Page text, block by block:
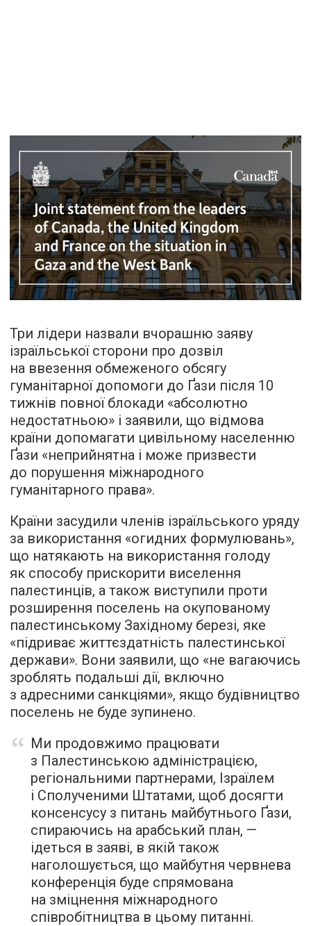
Три лідери назвали вчорашню заяву
ізраїльської сторони про дозвіл
на ввезення обмеженого обсягу
гуманітарної допомоги до Ґази після 10
тижнів повної блокади «абсолютно
недостатньою» і заявили, що відмова
країни допомагати цивільному населенню
Ґази «неприйнятна і може призвести
до порушення міжнародного
гуманітарного права».
Країни засудили членів ізраїльського уряду
за використання «огидних формулювань»,
що натякають на використання голоду
як способу прискорити виселення
палестинців, а також виступили проти
розширення поселень на окупованому
палестинському Західному березі, яке
«підриває життєздатність палестинської
держави». Вони заявили, що «не вагаючись
зроблять подальші дії, включно
з адресними санкціями», якщо будівництво
поселень не буде зупинено.
Ми продовжимо працювати
з Палестинською адміністрацією,
регіональними партнерами, Ізраїлем
і Сполученими Штатами, щоб досягти
консенсусу з питань майбутнього Ґази,
спираючись на арабський план, —
ідеться в заяві, в якій також
наголошується, що майбутня червнева
конференція буде спрямована
на зміцнення міжнародного
співробітництва в цьому питанні.